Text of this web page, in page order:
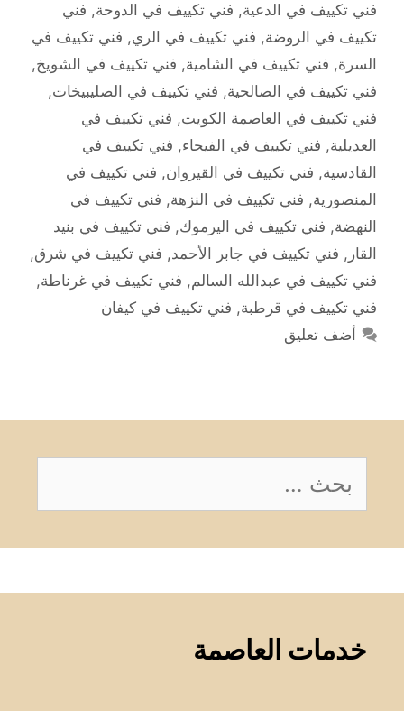
فني تكييف في الدعية, فني تكييف في الدوحة, فني
تكييف في الروضة, فني تكييف في الري, فني تكييف في
السرة, فني تكييف في الشامية, فني تكييف في الشويخ,
فني تكييف في الصالحية, فني تكييف في الصليبيخات,
فني تكييف في العاصمة الكويت, فني تكييف في
العديلية, فني تكييف في الفيحاء, فني تكييف في
القادسية, فني تكييف في القيروان, فني تكييف في
المنصورية, فني تكييف في النزهة, فني تكييف في
النهضة, فني تكييف في اليرموك, فني تكييف في بنيد
القار , فني تكييف في جابر الأحمد, فني تكييف في شرق,
فني تكييف في عبدالله السالم, فني تكييف في غرناطة,
فني تكييف في قرطبة, فني تكييف في كيفان
أضف تعليق
البحث
عن:
خدمات العاصمة